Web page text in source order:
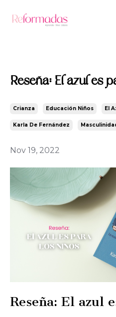
Reseña: El azul es
Crianza Educación Niños El
Karla De Fernández
Nov 19, 2022
Reseña: El azul